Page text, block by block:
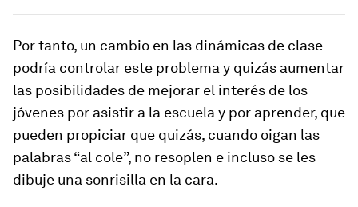
Por tanto, un cambio en las dinámicas de clase
podría controlar este problema y quizás aumentar
las posibilidades de mejorar el interés de los
jóvenes por asistir a la escuela y por aprender, que
pueden propiciar que quizás, cuando oigan las
palabras “al cole”, no resoplen e incluso se les
dibuje una sonrisilla en la cara.